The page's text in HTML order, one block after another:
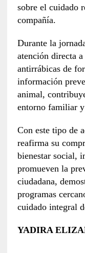
sobre el cuidado
compañía.
Durante la
atención directa
antirrábicas de
información
animal,
entorno familiar
Con este tipo de
reafirma su
bienestar social,
promueven la
ciudadana,
programas
cuidado integral
YADIRA